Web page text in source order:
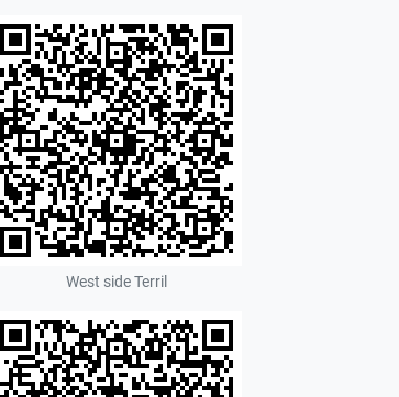
West side Terril